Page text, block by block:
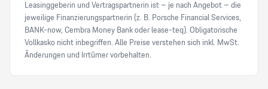
Leasinggeberin und Vertragspartnerin ist – je nach Angebot – die
jeweilige Finanzierungspartnerin (z. B. Porsche Financial Services,
BANK-now, Cembra Money Bank oder lease-teq). Obligatorische
Vollkasko nicht inbegriffen. Alle Preise verstehen sich inkl. MwSt.
Änderungen und Irrtümer vorbehalten.